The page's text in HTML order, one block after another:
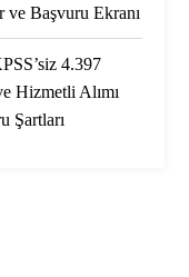
ve Başvuru Ekranı
4.397
Hizmetli Alımı
Şartları